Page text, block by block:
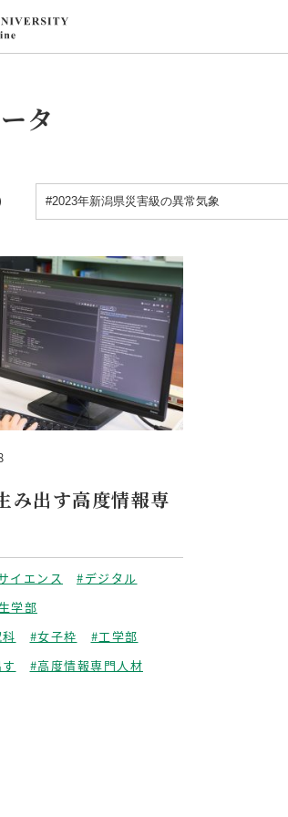
タ
み出す高度情報専
イエンス
#デジタル
学部
#女子枠
#工学部
#高度情報専門人材